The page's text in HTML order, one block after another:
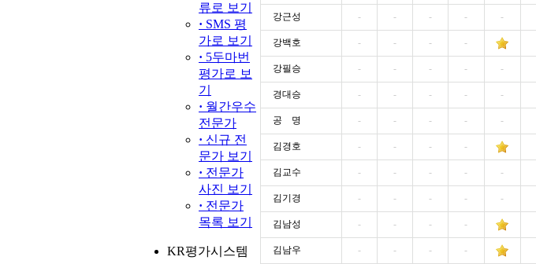
류로 보기
· SMS 평
가로 보기
· 5두마번
평가로 보
기
· 월간우수
전문가
· 신규 전
문가 보기
· 전문가
사진 보기
· 전문가
목록 보기
KR평가시스템
강근성 - - - - -
강백호 - - - -
강필승 - - - - -
경대승 - - - - -
공 명 - - - - -
김경호 - - - -
김교수 - - - - -
김기경 - - - - -
김남성 - - - -
김남우 - - - -